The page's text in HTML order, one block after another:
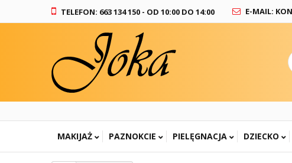
TELEFON: 663 134 150 - OD 10:00 DO 14:00 E-MAIL:
MAKIJAŻ PAZNOKCIE PIELĘGNACJA DZIECKO